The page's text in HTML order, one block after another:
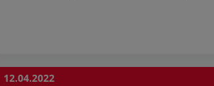
12.04.2022